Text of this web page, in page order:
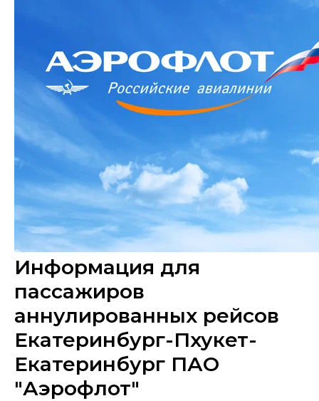
Информация для
пассажиров
аннулированных рейсов
Екатеринбург-Пхукет-
Екатеринбург ПАО
"Аэрофлот"